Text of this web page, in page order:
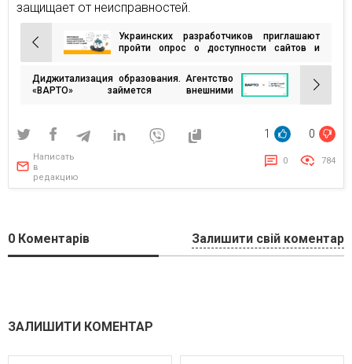
защищает от неисправностей.
Навигация
по
записям
Украинских разработчиков приглашают
пройти опрос о доступности сайтов и
Диджитализация образования. Агентство
«ВАРТО» займется внешними
1 0
Написать
в
редакцию
0 784
0 Коментарів Залишити свій коментар
ЗАЛИШИТИ КОМЕНТАР